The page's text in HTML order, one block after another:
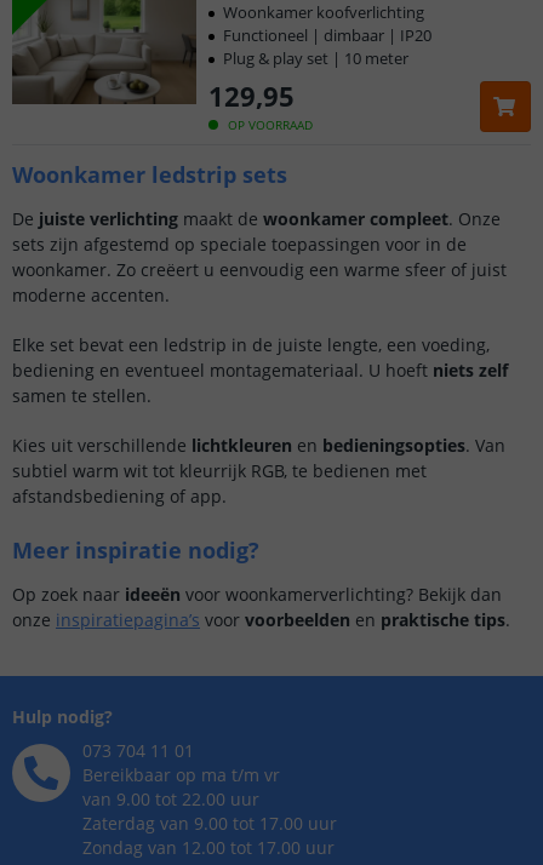
OP VOORRAAD
129,95
Woonkamer koofverlichting
Functioneel | dimbaar | IP20
Plug & play set | 10 meter
Woonkamer ledstrip sets
De juiste verlichting maakt de woonkamer compleet. Onze
sets zijn afgestemd op speciale toepassingen voor in de
woonkamer. Zo creëert u eenvoudig een warme sfeer of juist
moderne accenten.
Elke set bevat een ledstrip in de juiste lengte, een voeding,
bediening en eventueel montagemateriaal. U hoeft niets zelf
samen te stellen.
Kies uit verschillende lichtkleuren en bedieningsopties. Van
subtiel warm wit tot kleurrijk RGB, te bedienen met
afstandsbediening of app.
Meer inspiratie nodig?
Op zoek naar ideeën voor woonkamerverlichting? Bekijk dan
onze inspiratiepagina’s voor voorbeelden en praktische tips.
Hulp nodig?
073 704 11 01
Bereikbaar op ma t/m vr
van 9.00 tot 22.00 uur
Zaterdag van 9.00 tot 17.00 uur
Zondag van 12.00 tot 17.00 uur